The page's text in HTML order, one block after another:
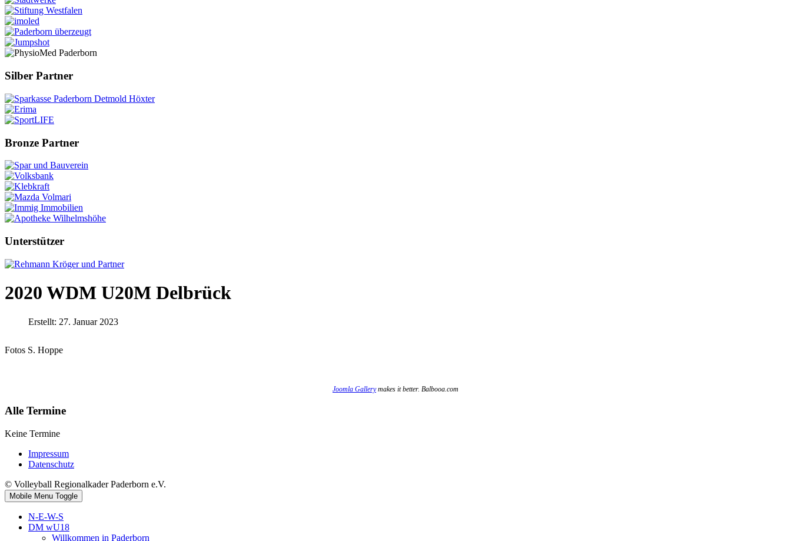
Silber Partner
Bronze Partner
Unterstützer
2020 WDM U20M Delbrück
Erstellt: 27. Januar 2023
Fotos S. Hoppe
Joomla Gallerymakes it better. Balbooa.com
Alle Termine
Keine Termine
Impressum
Datenschutz
© Volleyball Regionalkader Paderborn e.V.
Mobile Menu Toggle
N-E-W-S
DM wU18
Willkommen in Paderborn